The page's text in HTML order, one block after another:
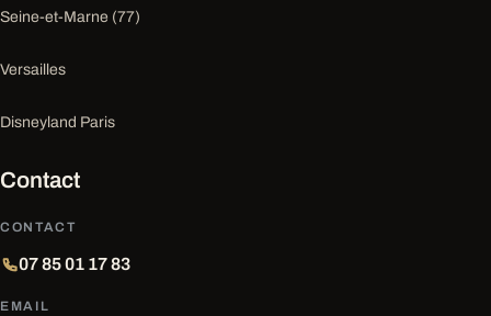
Seine-et-Marne (77)
Versailles
Disneyland Paris
Contact
CONTACT
07 85 01 17 83
EMAIL